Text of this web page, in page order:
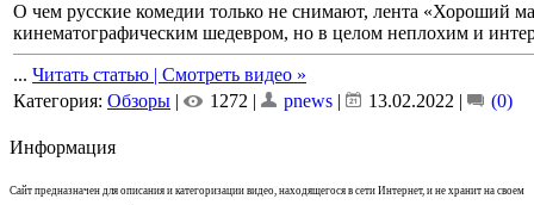
О чем русские комедии только не снимают, лента «Хороший
кинематографическим шедевром, но в целом неплохим и
... Читать статью | Смотреть видео »
Категория: Обзоры | 1272 | pnews | 13.02.2022 | (0)
Информация
Сайт предназначен для описания и категоризации видео, находящегося в сети Интернет, и не хранит на своем